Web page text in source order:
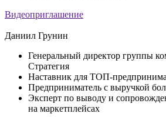
Видеоприглашение
Даниил Грунин
Генеральный директор группы
Стратегия
Наставник для ТОП-
Предприниматель с выручкой
Эксперт по выводу и
на маркетплейсах